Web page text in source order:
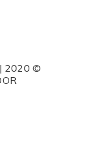
| 2020 ©